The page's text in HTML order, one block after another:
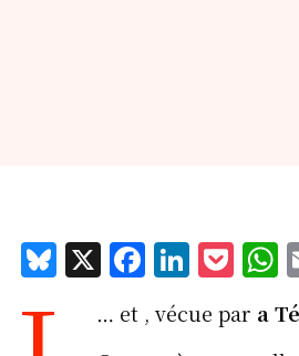
Bl
u
X F
a
c
Li
n
k
P
o
c
… et , vécue par a